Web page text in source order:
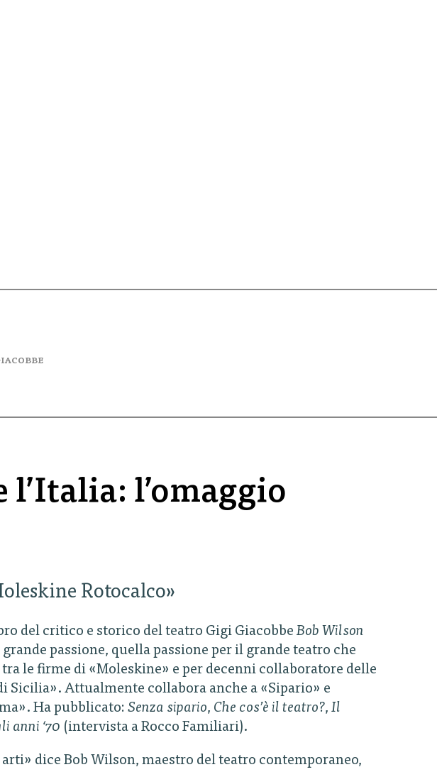
l’Italia: l’omaggio
Rotocalco»
del critico e storico del teatro Gigi Giacobbe Bob Wilson
passione, quella passione per il grande teatro che
le firme di «Moleskine» e per decenni collaboratore delle
Sicilia». Attualmente collabora anche a «Sipario» e
Ha pubblicato: Senza sipario, Che cos’è il teatro?, Il
anni ‘70 (intervista a Rocco Familiari).
dice Bob Wilson, maestro del teatro contemporaneo,